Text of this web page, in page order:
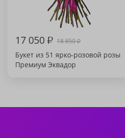
17 050₽ 18 850₽
Букет из 51 ярко-розовой розы
Премиум Эквадор